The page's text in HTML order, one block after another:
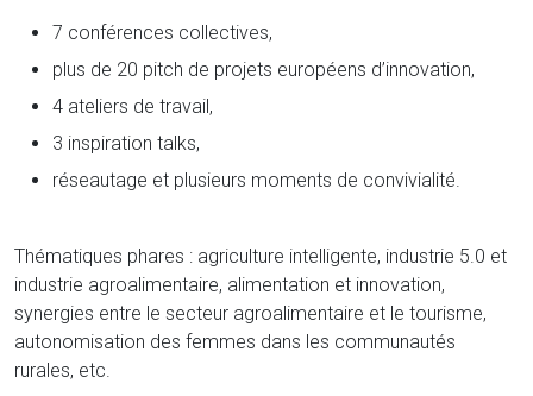
7 conférences collectives,
plus de 20 pitch de projets européens d’innovation,
4 ateliers de travail,
3 inspiration talks,
réseautage et plusieurs moments de convivialité.
Thématiques phares : agriculture intelligente, industrie 5.0 et
industrie agroalimentaire, alimentation et innovation,
synergies entre le secteur agroalimentaire et le tourisme,
autonomisation des femmes dans les communautés
rurales, etc.